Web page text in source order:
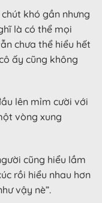
khó gần nhưng
là có thể mọi
chưa thể hiểu hết
ấy cũng không
lên mỉm cười với
vòng xung
cũng hiểu lầm
rồi hiểu nhau hơn
vậy nè”.